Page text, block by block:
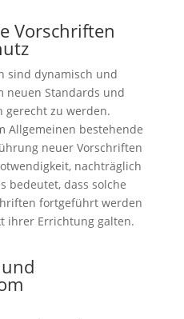
Vorschriften
sind dynamisch und
neuen Standards und
gerecht zu werden.
Allgemeinen bestehende
neuer Vorschriften
nachträglich
bedeutet, dass solche
fortgeführt werden
ihrer Errichtung galten.